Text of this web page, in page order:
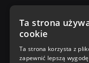
Zakupy u nas
Nasza oferta
Ta strona
cookie
Ta strona korzysta z
zapewnić lepszą